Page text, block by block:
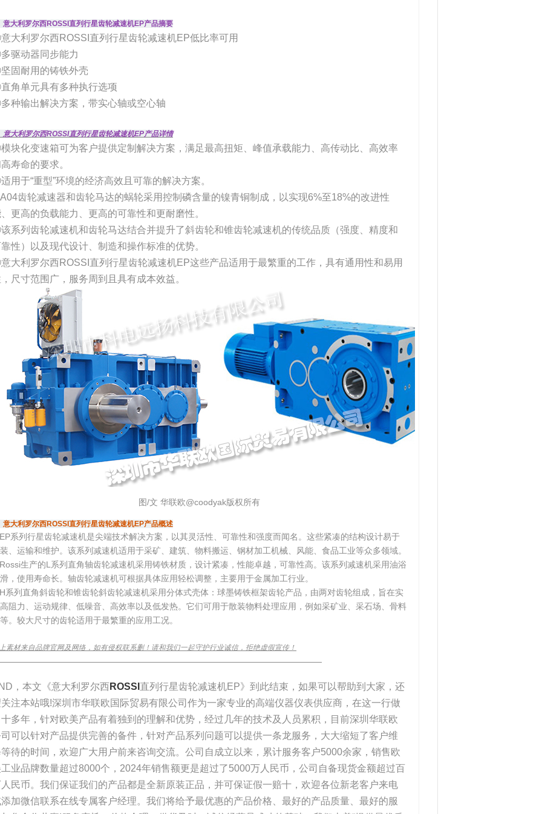
意大利罗尔西ROSSI直列行星齿轮减速机EP产品摘要
大利罗尔西ROSSI直列行星齿轮减速机EP低比率可用
驱动器同步能力
固耐用的铸铁外壳
角单元具有多种执行选项
种输出解决方案，带实心轴或空心轴
意大利罗尔西ROSSI直列行星齿轮减速机EP产品详情
块化变速箱可为客户提供定制解决方案，满足最高扭矩、峰值承载能力、高传动比、高效率
寿命的要求。
用于“重型”环境的经济高效且可靠的解决方案。
齿轮减速器和齿轮马达的蜗轮采用控制磷含量的镍青铜制成，以实现6%至18%的改进性
更高的负载能力、更高的可靠性和更耐磨性。
系列齿轮减速机和齿轮马达结合并提升了斜齿轮和锥齿轮减速机的传统品质（强度、精度和
性）以及现代设计、制造和操作标准的优势。
大利罗尔西ROSSI直列行星齿轮减速机EP这些产品适用于最繁重的工作，具有通用性和易用
尺寸范围广，服务周到且具有成本效益。
图/文 华联欧@coodyak版权所有
意大利罗尔西ROSSI直列行星齿轮减速机EP产品概述
系列行星齿轮减速机是尖端技术解决方案，以其灵活性、可靠性和强度而闻名。这些紧凑的结构设计易于
、运输和维护。该系列减速机适用于采矿、建筑、物料搬运、钢材加工机械、风能、食品工业等众多领域。
生产的L系列直角轴齿轮减速机采用铸铁材质，设计紧凑，性能卓越，可靠性高。该系列减速机采用油浴
，使用寿命长。轴齿轮减速机可根据具体应用轻松调整，主要用于金属加工行业。
系列直角斜齿轮和锥齿轮斜齿轮减速机采用分体式壳体：球墨铸铁框架齿轮产品，由两对齿轮组成，旨在实
阻力、运动规律、低噪音、高效率以及低发热。它们可用于散装物料处理应用，例如采矿业、采石场、骨料
。较大尺寸的齿轮适用于最繁重的应用工况。
素材来自品牌官网及网络，如有侵权联系删！请和我们一起守护行业诚信，拒绝虚假宣传！
，本文《意大利罗尔西ROSSI 直列行星齿轮减速机EP》到此结束，如果可以帮助到大家，还
注本站哦!深圳市华联欧国际贸易有限公司作为一家专业的高端仪器仪表供应商，在这一行做
多年，针对欧美产品有着独到的理解和优势，经过几年的技术及人员累积，目前深圳华联欧
可以针对产品提供完善的备件，针对产品系列问题可以提供一条龙服务，大大缩短了客户维
待的时间，欢迎广大用户前来咨询交流。公司自成立以来，累计服务客户5000余家，销售欧
业品牌数量超过8000个，2024年销售额更是超过了5000万人民币，公司自备现货金额超过百
民币。我们保证我们的产品都是全新原装正品，并可保证假一赔十，欢迎各位新老客户来电
加微信联系在线专属客户经理。我们将给予最优惠的产品价格、最好的产品质量、最好的服